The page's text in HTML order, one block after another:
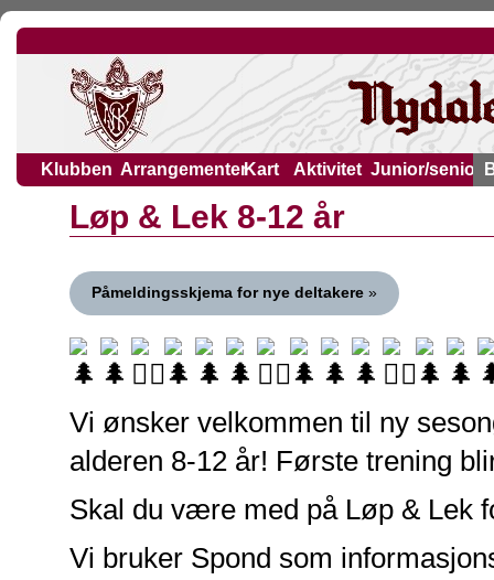
Klubben ArrangementerKart Aktivitet Junior/senior
Løp & Lek 8-12 år
Påmeldingsskjema for nye deltakere»
Vi ønsker velkommen til ny
alderen 8-12 år! Første trening
Skal du være med på Løp & Lek
Vi bruker Spond som